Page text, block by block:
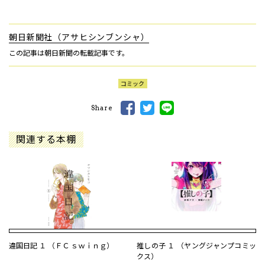
朝日新聞社（アサヒシンブンシャ）
この記事は朝日新聞の転載記事です。
コミック
Share
関連する本棚
違国日記 １ （ＦＣ ｓｗｉｎｇ）
推しの子 １ （ヤングジャンプコミッ
クス）